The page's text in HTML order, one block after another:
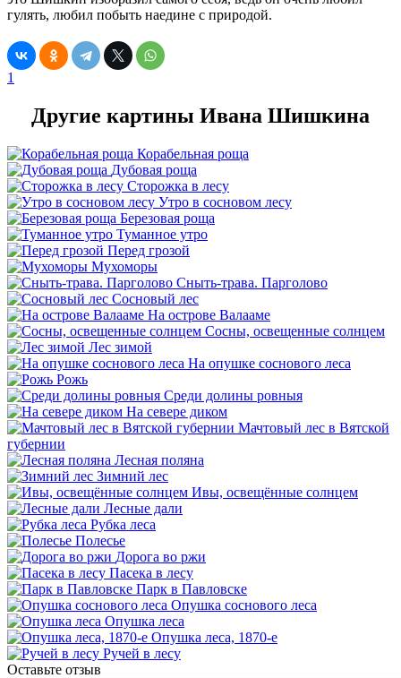
гулять, любил побыть наедине с природой.
1
Другие картины Ивана Шишкина
Корабельная роща
Дубовая роща
Сторожка в лесу
Утро в сосновом лесу
Березовая роща
Туманное утро
Перед грозой
Мухоморы
Сныть-трава. Парголово
Сосновый лес
На острове Валааме
Сосны, освещенные солнцем
Лес зимой
На опушке соснового леса
Рожь
Среди долины ровныя
На севере диком
Мачтовый лес в Вятской
губернии
Лесная поляна
Зимний лес
Ивы, освещённые солнцем
Лесные дали
Рубка леса
Полесье
Дорога во ржи
Пасека в лесу
Парк в Павловске
Опушка соснового леса
Опушка леса
Опушка леса, 1870-е
Ручей в лесу
Оставьте отзыв